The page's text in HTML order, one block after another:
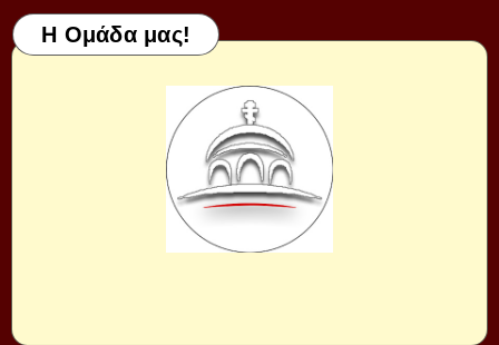
Η Ομάδα μας!